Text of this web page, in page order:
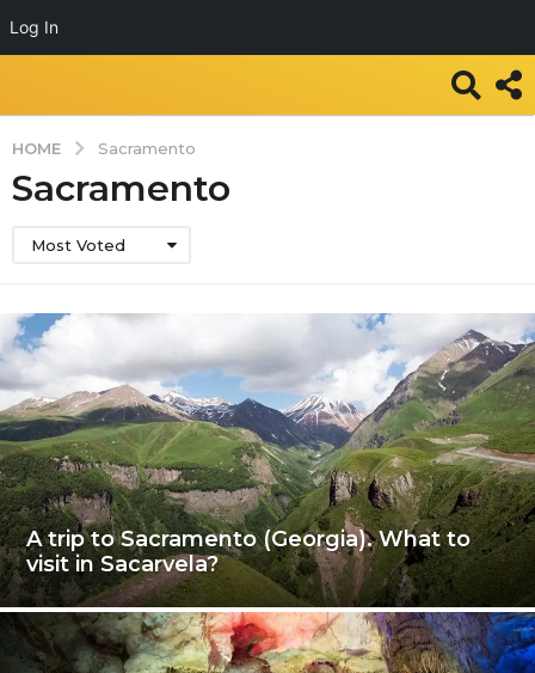
Log In
HOME Sacramento
Sacramento
Most Voted
A trip to Sacramento (Georgia). What to
visit in Sacarvela?